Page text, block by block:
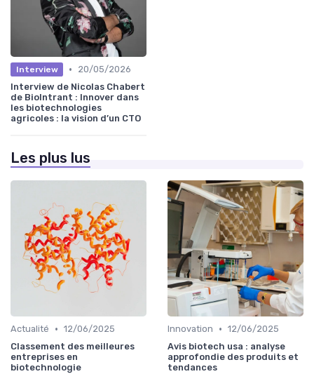
Interview •
20/05/2026
Interview de Nicolas Chabert
de BioIntrant : Innover dans
les biotechnologies
agricoles : la vision d’un CTO
Les plus lus
Actualité • 12/06/2025
Classement des meilleures
entreprises en
biotechnologie
Innovation • 12/06/2025
Avis biotech usa : analyse
approfondie des produits et
tendances